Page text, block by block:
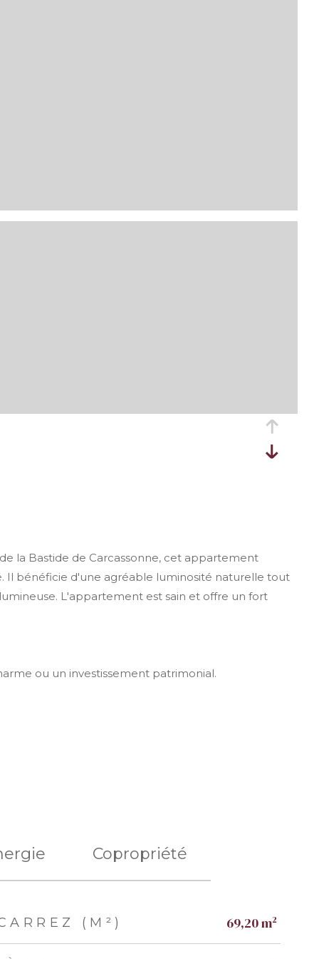
la Bastide de Carcassonne, cet appartement
Il bénéficie d'une agréable luminosité naturelle tout
L'appartement est sain et offre un fort
ou un investissement patrimonial.
Copropriété
(M²) 69,20 m²